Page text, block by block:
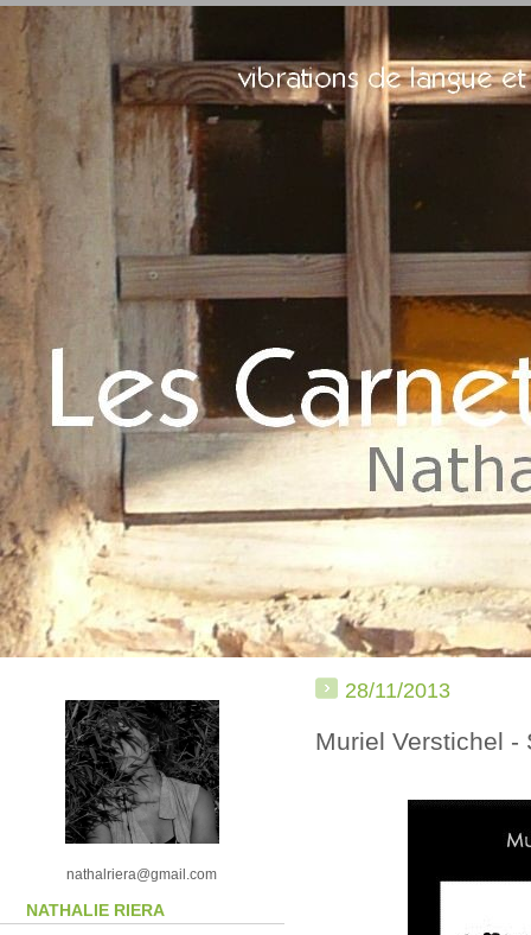
nathalriera@gmail.com
NATHALIE RIERA
28/11/2013
Muriel Verstichel -